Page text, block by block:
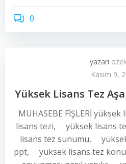
0
yazarı
Kasım 9,
Yüksek Lisans Tez
MUHASEBE FİŞLERİ
lisans tezi, yüksek lisans
lisans tez sunumu,
ppt, yüksek lisans tez